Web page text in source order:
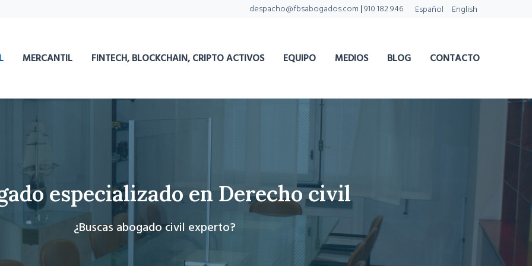
despacho@fbsabogados.com | 910 182 946 Español English
MERCANTIL FINTECH, BLOCKCHAIN, CRIPTO ACTIVOS EQUIPO MEDIOS BLOG CONTACTO
especializado en Derecho civil
¿Buscas abogado civil experto?